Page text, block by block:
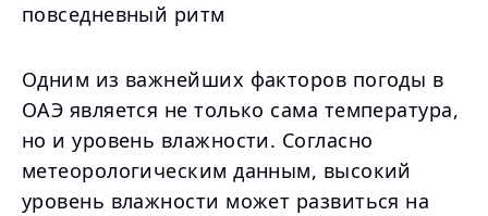
повседневный ритм
Одним из важнейших факторов погоды в
ОАЭ является не только сама температура,
но и уровень влажности. Согласно
метеорологическим данным, высокий
уровень влажности может развиться на